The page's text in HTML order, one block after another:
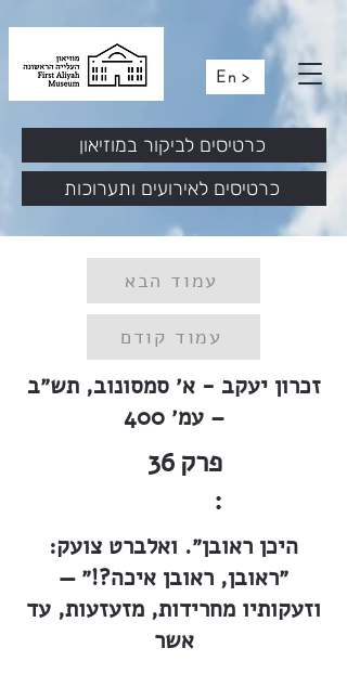
En >
כרטיסים לאירועים ותערוכות
כרטיסים לביקור במוזיאון
עמוד הבא
עמוד קודם
זכרון יעקב - א׳ סמסונוב, תש״ב
– עמ׳ 400
36 פרק
:
היכן ראובן״. ואלברט צועק:
״ראובן, ראובן איכה?!״ —
וזעקותיו מחרידות, מזעזעות, עד
אשר